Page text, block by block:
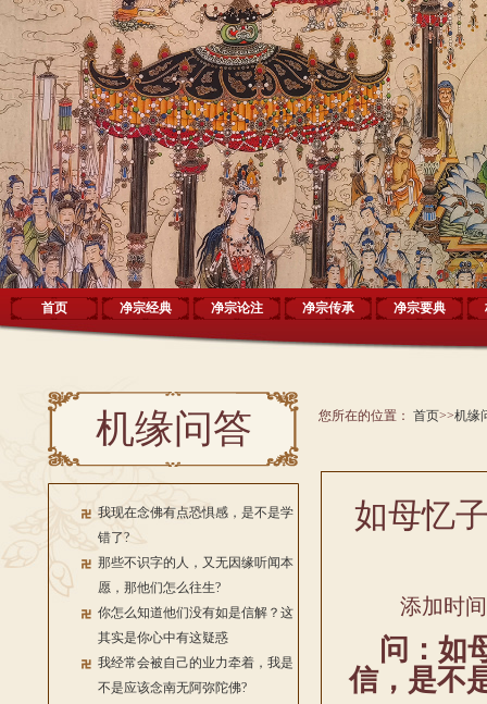
首页 净宗经典 净宗论注 净宗传承 净宗要典
机缘问答
我现在念佛有点恐惧感，是不是学
错了?
那些不识字的人，又无因缘听闻本
愿，那他们怎么往生?
你怎么知道他们没有如是信解？这
其实是你心中有这疑惑
我经常会被自己的业力牵着，我是
不是应该念南无阿弥陀佛?
您所在的位置： 首页>>机缘
如母忆
添加时
问：如
信，是不